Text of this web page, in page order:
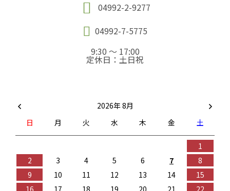
04992-2-9277
04992-7-5775
9:30 ～ 17:00
定休日：土日祝
2026年 8月
日
月 火 水 木 金 土
1
2
3 4 5 6 7
8
9
10 11 12 13 14
15
16
17 18 19 20 21 22